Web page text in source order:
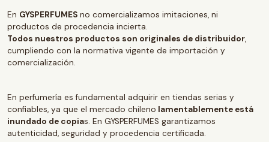
En GYSPERFUMES no comercializamos imitaciones, ni
productos de procedencia incierta.
Todos nuestros productos son originales de distribuidor,
cumpliendo con la normativa vigente de importación y
comercialización.
En perfumería es fundamental adquirir en tiendas serias y
confiables, ya que el mercado chileno lamentablemente está
inundado de copias. En GYSPERFUMES garantizamos
autenticidad, seguridad y procedencia certificada.